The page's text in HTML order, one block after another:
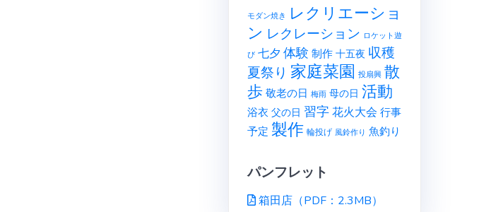
モダン焼き レクリエーショ
ン レクレーション ロケット遊
び 七夕 体験 制作 十五夜 収穫
夏祭り 家庭菜園 投扇興 散
歩敬老の日 梅雨 母の日 活動
浴衣 父の日 習字花火大会 行事
予定 製作 輪投げ 風鈴作り 魚釣り
パンフレット
箱田店（PDF：2.3MB）